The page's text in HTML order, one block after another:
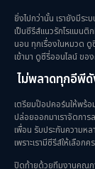
ยิ่งไปกว่านั้น เรายังมีร
เป็นซีรีส์แนวรักโรแมนติ
นอน ทุกเรื่องในหมวด ดู
เข้ามา ดูซีรี่ออนไลน์ ข
ไม่พลาดทุกอีพีดั
เตรียมป๊อปคอร์นให้พร้
ปล่อยออกมาเราจัดกา
เพื่อน รับประกันความห
เพราะเรามีซีรีส์ให้เลื
ปิดท้ายด้วยทีมงานคุณภ